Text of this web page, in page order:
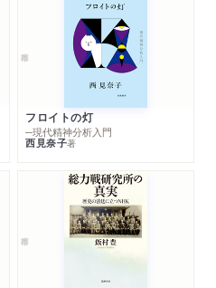
フロイトの灯
─現代精神分析入門
西見奈子著